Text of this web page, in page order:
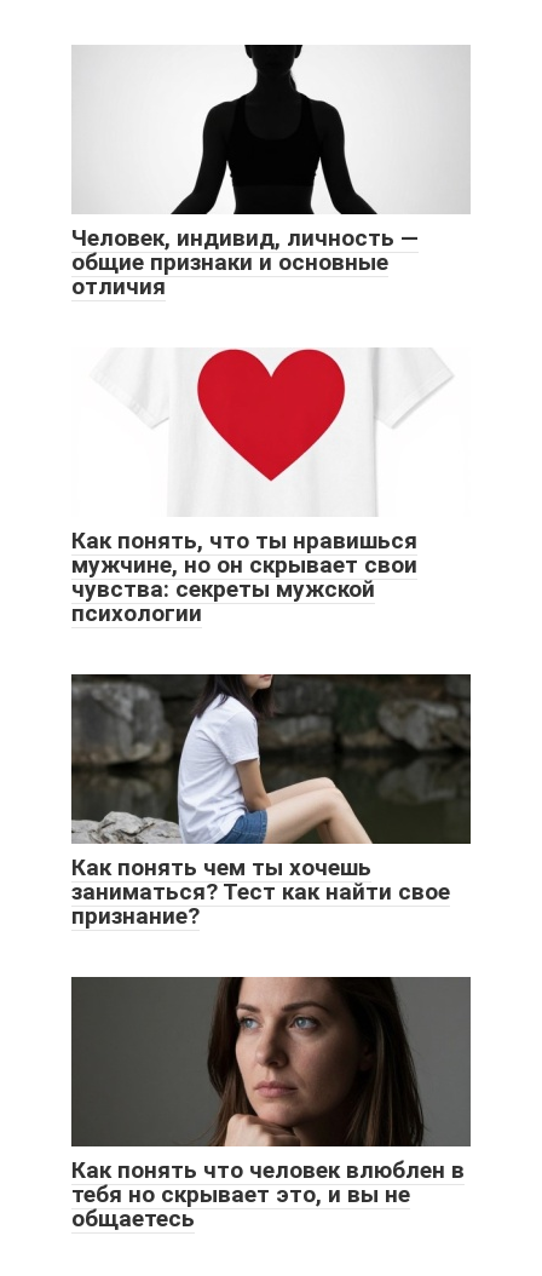
Человек, индивид, личность —
общие признаки и основные
отличия
Как понять, что ты нравишься
мужчине, но он скрывает свои
чувства: секреты мужской
психологии
Как понять чем ты хочешь
заниматься? Тест как найти свое
признание?
Как понять что человек влюблен в
тебя но скрывает это, и вы не
общаетесь